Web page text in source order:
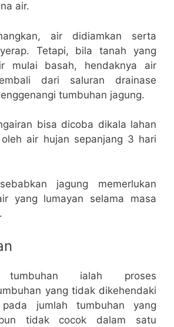
air.
air didiamkan serta
Tetapi, bila tanah yang
mulai basah, hendaknya air
dari saluran drainase
tumbuhan jagung.
bisa dicoba dikala lahan
air hujan sepanjang 3 hari
jagung memerlukan
yang lumayan selama masa
tumbuhan ialah proses
yang tidak dikehendaki
jumlah tumbuhan yang
tidak cocok dalam satu